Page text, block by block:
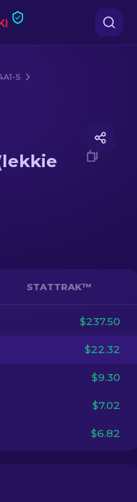
PL
S
STATTRAK™
$237.50
$22.32
$9.30
$7.02
$6.82